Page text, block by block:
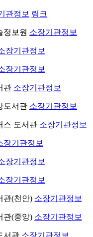
관정보 링크
정보원 소장기관정보
장기관정보
장기관정보
관 소장기관정보
도서관 소장기관정보
스 도서관 소장기관정보
장기관정보
장기관정보
장기관정보
관(천안) 소장기관정보
관(중앙) 소장기관정보
서관 소장기관정보